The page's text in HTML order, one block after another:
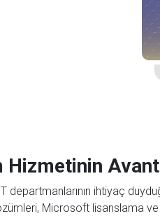
departmanlarının ihtiyaç
Microsoft lisanslama